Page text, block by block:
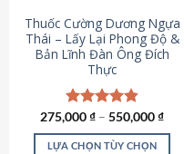
chọn
trên
trang
sản
phẩm
Thuốc Cường Dương Ngựa
Thái – Lấy Lại Phong Độ &
Bản Lĩnh Đàn Ông Đích
Thực
Được xếp
hạng4.87
5 sao
275,000₫ – 550,000₫
LỰA CHỌN TÙY CHỌN